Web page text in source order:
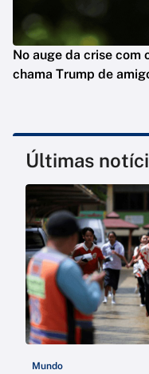
No auge da crise com
chama Trump de
Últimas
Mundo